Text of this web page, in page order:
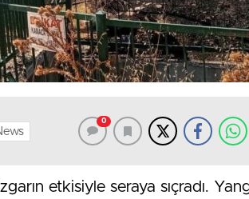
0
etkisiyle seraya sıçradı.